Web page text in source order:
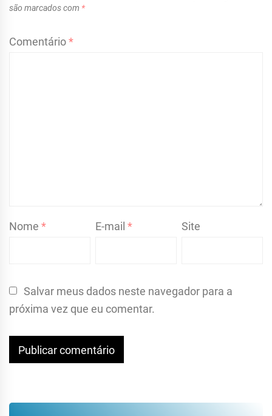
são marcados com *
Comentário*
Nome * E-mail* Site
Salvar meus dados neste navegador para a
próxima vez que eu comentar.